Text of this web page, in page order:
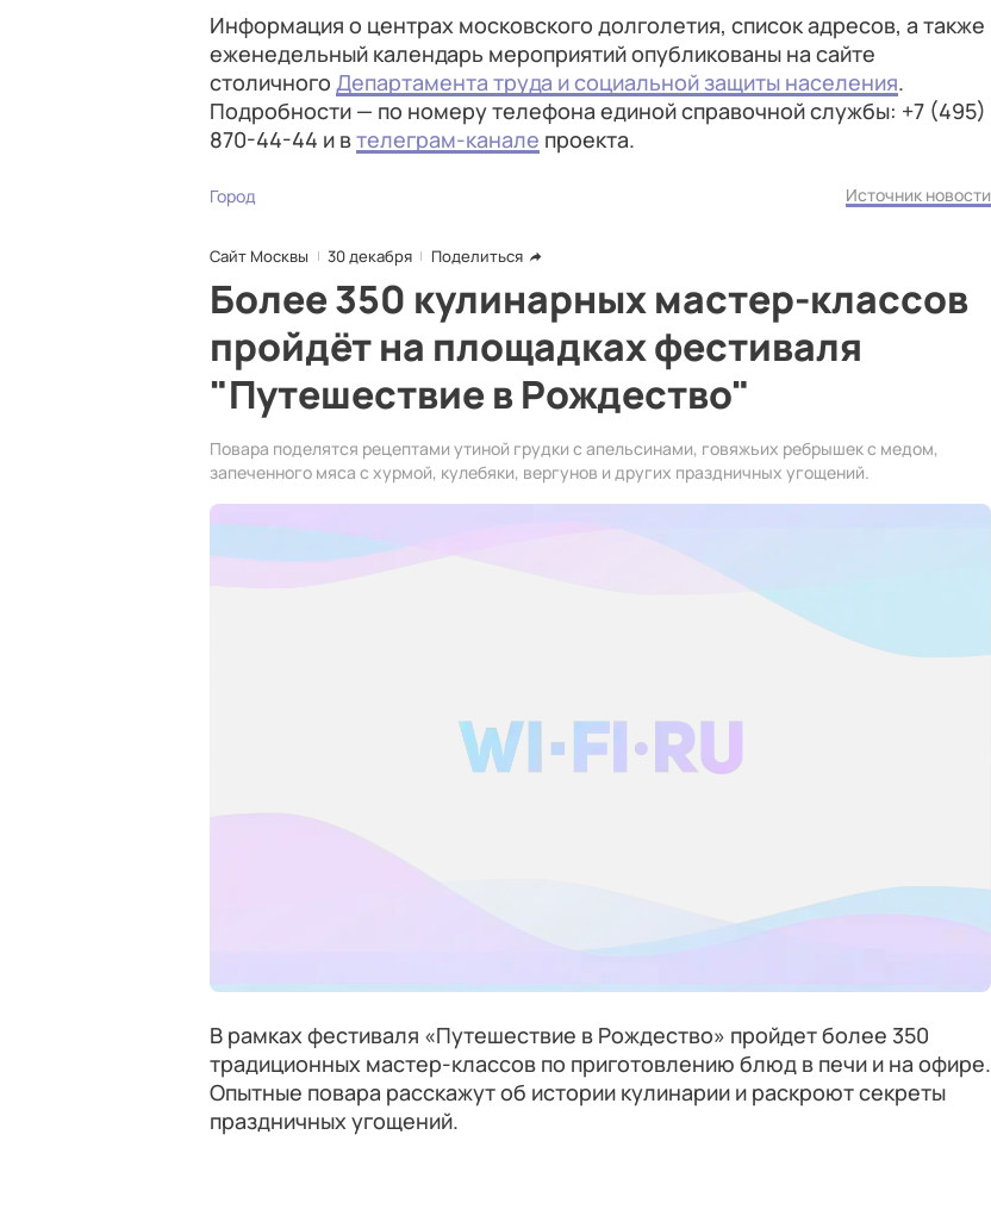
Информация о центрах московского долголетия, список адресов, а также
еженедельный календарь мероприятий опубликованы на сайте
столичного Департамента труда и социальной защиты населения.
Подробности — по номеру телефона единой справочной службы: +7 (495)
870-44-44 и втелеграм-канале проекта.
Город Источник новости
Сайт Москвы 30 декабря Поделиться
Более 350 кулинарных мастер-классов
пройдёт на площадках фестиваля
"Путешествие в Рождество"
Повара поделятся рецептами утиной грудки с апельсинами, говяжьих ребрышек с медом,
запеченного мяса с хурмой, кулебяки, вергунов и других праздничных угощений.
В рамках фестиваля «Путешествие в Рождество» пройдет более 350
традиционных мастер-классов по приготовлению блюд в печи и на офире.
Опытные повара расскажут об истории кулинарии и раскроют секреты
праздничных угощений.